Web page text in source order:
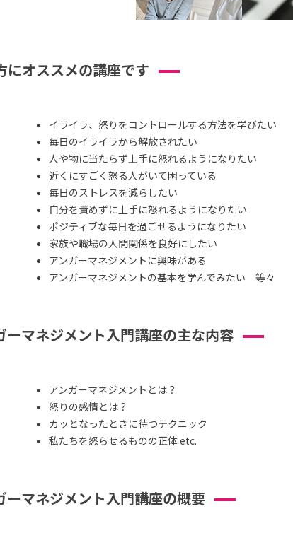
にオススメの講座です
イライラ、怒りをコントロールする方法を学びたい
毎日のイライラから解放されたい
人や物に当たらず上手に怒れるようになりたい
近くにすごく怒る人がいて困っている
毎日のストレスを減らしたい
自分を責めずに上手に怒れるようになりたい
ポジティブな毎日を過ごせるようになりたい
家族や職場の人間関係を良好にしたい
アンガーマネジメントに興味がある
アンガーマネジメントの基本を学んでみたい 等々
ーマネジメント入門講座の主な内容
アンガーマネジメントとは？
怒りの感情とは？
カッとなったときに待つテクニック
私たちを怒らせるものの正体 etc.
ーマネジメント入門講座の概要